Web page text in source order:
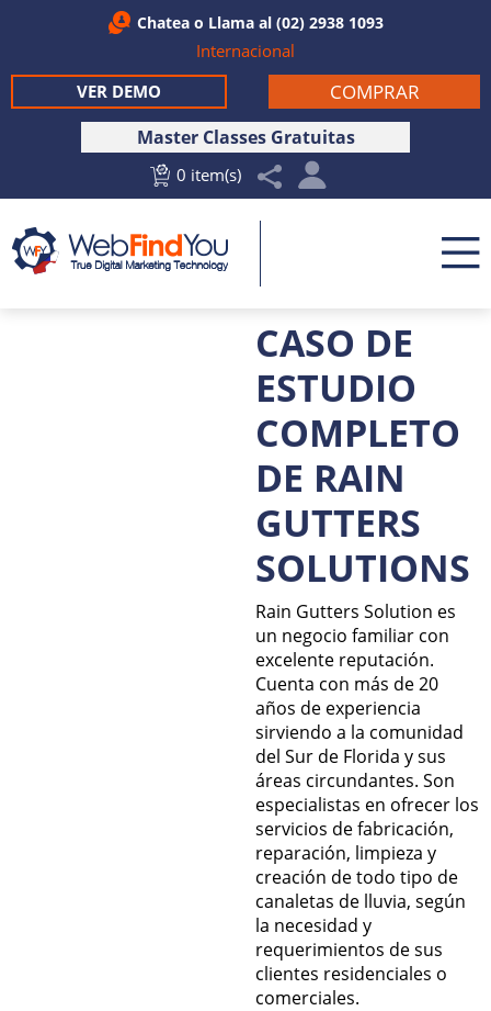
Chatea o Llama al (02) 2938 1093
Internacional
Master Classes Gratuitas
0 item(s)
COMPRAR
VER DEMO
CASO DE
ESTUDIO
COMPLETO
DE RAIN
GUTTERS
SOLUTIONS
Rain Gutters Solution es
un negocio familiar con
excelente reputación.
Cuenta con más de 20
años de experiencia
sirviendo a la comunidad
del Sur de Florida y sus
áreas circundantes. Son
especialistas en ofrecer los
servicios de fabricación,
reparación, limpieza y
creación de todo tipo de
canaletas de lluvia, según
la necesidad y
requerimientos de sus
clientes residenciales o
comerciales.